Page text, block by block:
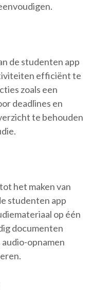
de studenten app
efficiënt te
zoals een
deadlines en
te behouden
het maken van
studenten app
op één
documenten
opnamen